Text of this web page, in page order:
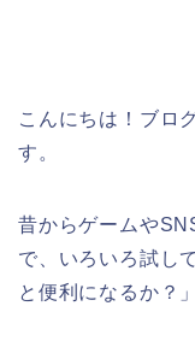
こんにちは！ブロ
す。
昔からゲームや
で、いろいろ試し
と便利になるか？